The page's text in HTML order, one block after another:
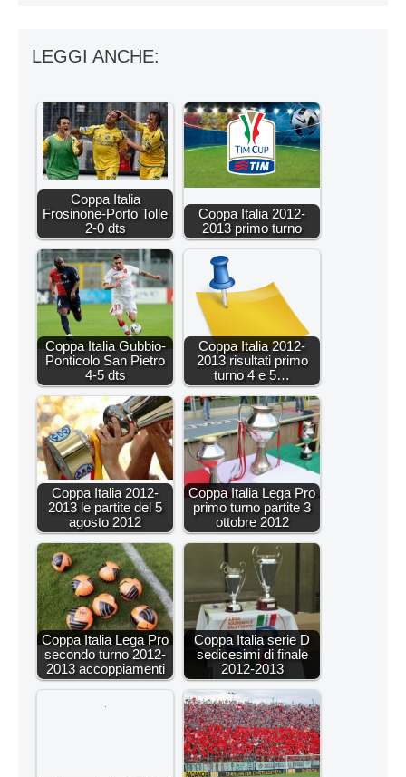
LEGGI ANCHE:
Coppa Italia
Frosinone-Porto Tolle
2-0 dts
Coppa Italia 2012-
2013 primo turno
Coppa Italia Gubbio-
Ponticolo San Pietro
4-5 dts
Coppa Italia 2012-
2013 risultati primo
turno 4 e 5…
Coppa Italia 2012-
2013 le partite del 5
agosto 2012
Coppa Italia Lega Pro
primo turno partite 3
ottobre 2012
Coppa Italia Lega Pro
secondo turno 2012-
2013 accoppiamenti
Coppa Italia serie D
sedicesimi di finale
2012-2013